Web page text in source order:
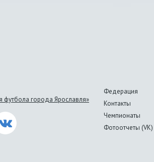
футбола города Ярославля»
Федерация
Контакты
Чемпионаты
Фотоотчеты (VK)